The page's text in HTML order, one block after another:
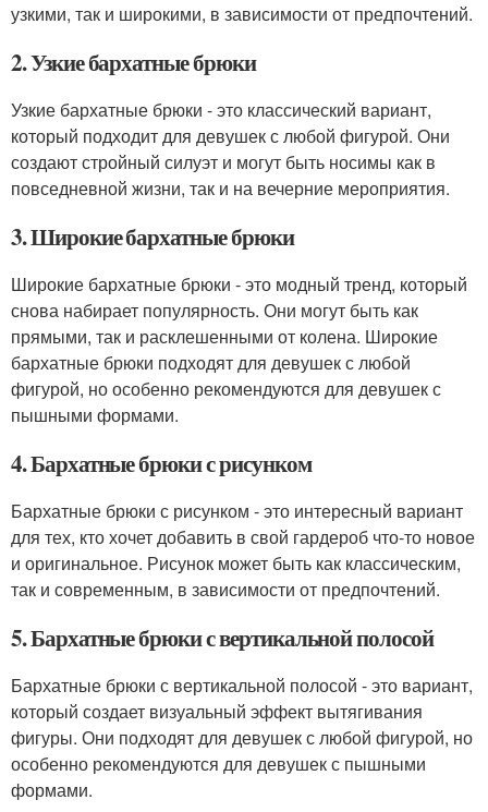
узкими, так и широкими, в зависимости от предпочтений.
2. Узкие бархатные брюки
Узкие бархатные брюки - это классический вариант,
который подходит для девушек с любой фигурой. Они
создают стройный силуэт и могут быть носимы как в
повседневной жизни, так и на вечерние мероприятия.
3. Широкие бархатные брюки
Широкие бархатные брюки - это модный тренд, который
снова набирает популярность. Они могут быть как
прямыми, так и расклешенными от колена. Широкие
бархатные брюки подходят для девушек с любой
фигурой, но особенно рекомендуются для девушек с
пышными формами.
4. Бархатные брюки с рисунком
Бархатные брюки с рисунком - это интересный вариант
для тех, кто хочет добавить в свой гардероб что-то новое
и оригинальное. Рисунок может быть как классическим,
так и современным, в зависимости от предпочтений.
5. Бархатные брюки с вертикальной полосой
Бархатные брюки с вертикальной полосой - это вариант,
который создает визуальный эффект вытягивания
фигуры. Они подходят для девушек с любой фигурой, но
особенно рекомендуются для девушек с пышными
формами.